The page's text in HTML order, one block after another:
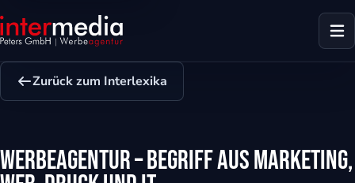
Zurück zum Interlexika
Werbeagentur – Begriff aus Marketing,